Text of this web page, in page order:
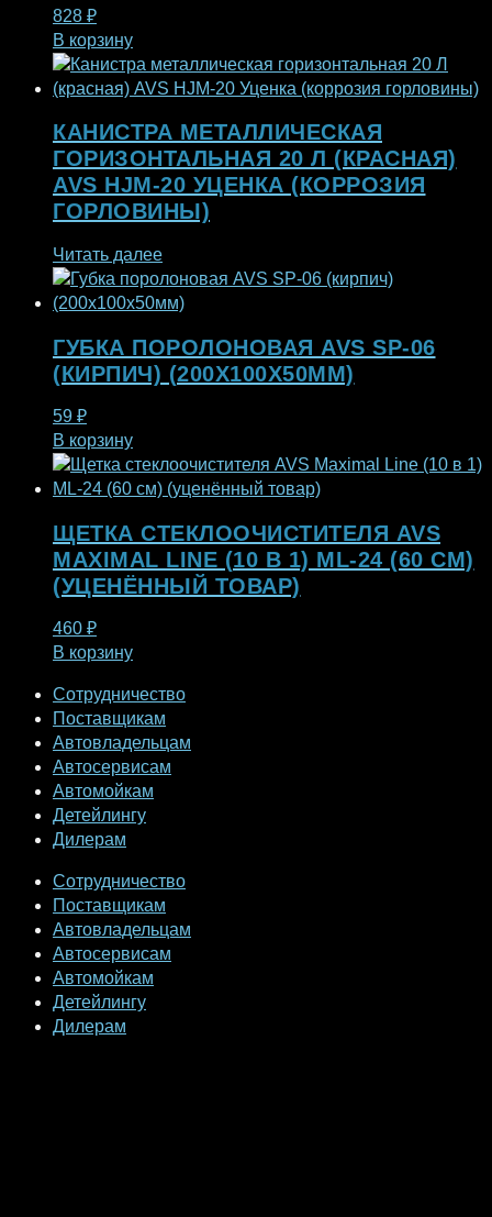
828 ₽
В корзину
КАНИСТРА МЕТАЛЛИЧЕСКАЯ
ГОРИЗОНТАЛЬНАЯ 20 Л (КРАСНАЯ)
AVS HJM-20 УЦЕНКА (КОРРОЗИЯ
ГОРЛОВИНЫ)
Читать далее
ГУБКА ПОРОЛОНОВАЯ AVS SP-06
(КИРПИЧ) (200X100X50ММ)
59 ₽
В корзину
ЩЕТКА СТЕКЛООЧИСТИТЕЛЯ AVS
MAXIMAL LINE (10 В 1) ML-24 (60 СМ)
(УЦЕНЁННЫЙ ТОВАР)
460 ₽
В корзину
Сотрудничество
Поставщикам
Автовладельцам
Автосервисам
Автомойкам
Детейлингу
Дилерам
Сотрудничество
Поставщикам
Автовладельцам
Автосервисам
Автомойкам
Детейлингу
Дилерам